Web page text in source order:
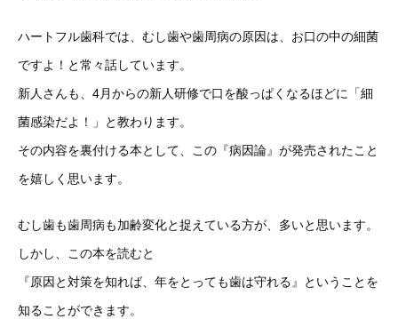
ハートフル歯科では、むし歯や歯周病の原因は、お口の中の細菌
ですよ！と常々話しています。
新人さんも、4月からの新人研修で口を酸っぱくなるほどに「細
菌感染だよ！」と教わります。
その内容を裏付ける本として、この『病因論』が発売されたこと
を嬉しく思います。
むし歯も歯周病も加齢変化と捉えている方が、多いと思います。
しかし、この本を読むと
『原因と対策を知れば、年をとっても歯は守れる』ということを
知ることができます。